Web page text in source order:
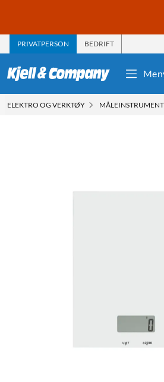
PRIVATPERSON BEDRIFT
ELEKTRO OG VERKTØY